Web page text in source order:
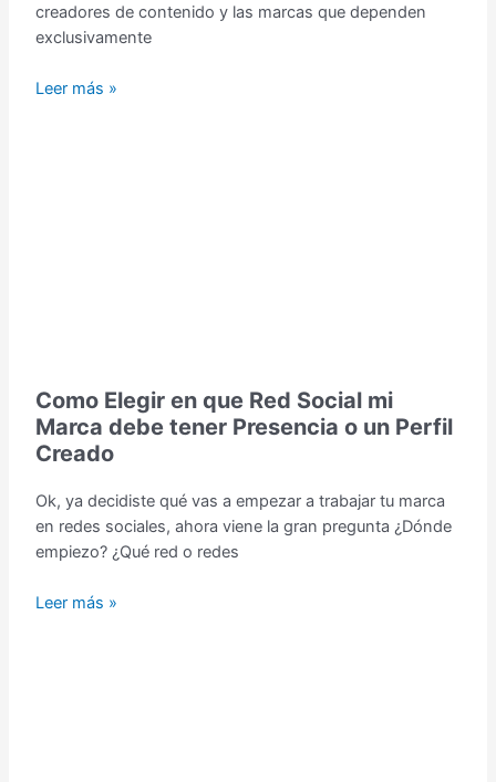
creadores de contenido y las marcas que dependen
exclusivamente
Leer más »
Como Elegir en que Red Social mi
Marca debe tener Presencia o un Perfil
Creado
Ok, ya decidiste qué vas a empezar a trabajar tu marca
en redes sociales, ahora viene la gran pregunta ¿Dónde
empiezo? ¿Qué red o redes
Leer más »